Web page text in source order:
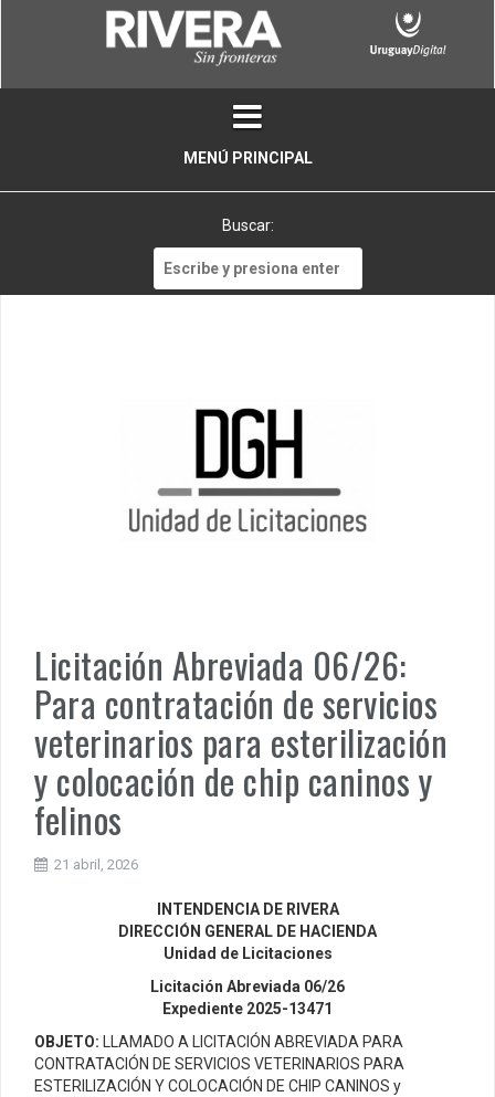
MENÚ PRINCIPAL
Buscar:
Licitación Abreviada 06/26:
Para contratación de servicios
veterinarios para esterilización
y colocación de chip caninos y
felinos
21 abril, 2026
INTENDENCIA DE RIVERA
DIRECCIÓN GENERAL DE HACIENDA
Unidad de Licitaciones
Licitación Abreviada 06/26
Expediente 2025-13471
OBJETO: LLAMADO A LICITACIÓN ABREVIADA PARA
CONTRATACIÓN DE SERVICIOS VETERINARIOS PARA
ESTERILIZACIÓN Y COLOCACIÓN DE CHIP CANINOS y